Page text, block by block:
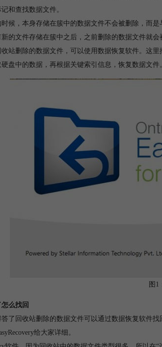
和查找数据文件。
候，本身存储在簇中的数据文件不会被删除，而
的文件存储在簇中之后，之前删除的数据文件就会
站删除的数据文件，可以使用数据恢复软件。这
盘中的数据，再根据关键索引信息，恢复数据文件
图1
么找回
答了回收站删除的数据文件可以通过数据恢复软件
给大家详细。